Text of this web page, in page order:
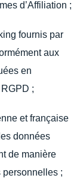
d’Affiliation ;
fournis par
aux
en
;
et française
données
de manière
personnelles ;